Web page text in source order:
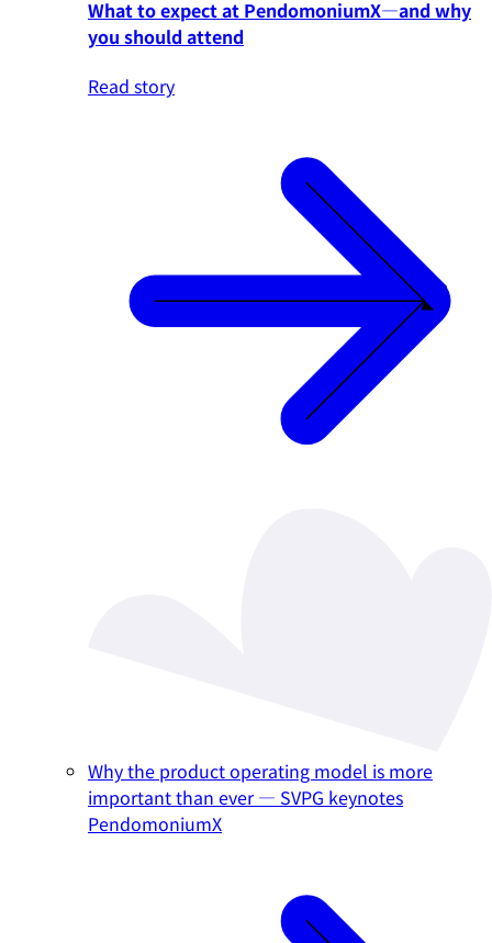
What to expect at PendomoniumX—and why
you should attend
Read story
Why the product operating model is more
important than ever — SVPG keynotes
PendomoniumX